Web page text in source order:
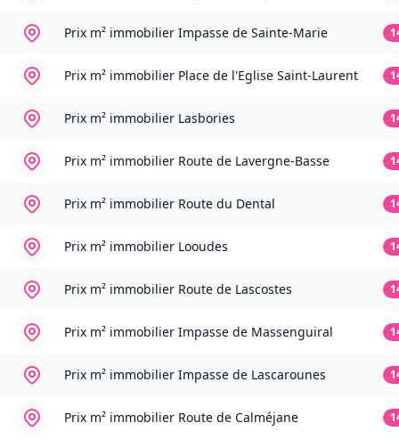
Prix m² immobilier Impasse de Sainte-Marie
Prix m² immobilier Place de l'Eglise Saint-Laurent
Prix m² immobilier Lasbories
Prix m² immobilier Route de Lavergne-Basse
Prix m² immobilier Route du Dental
Prix m² immobilier Looudes
Prix m² immobilier Route de Lascostes
Prix m² immobilier Impasse de Massenguiral
Prix m² immobilier Impasse de Lascarounes
Prix m² immobilier Route de Calméjane